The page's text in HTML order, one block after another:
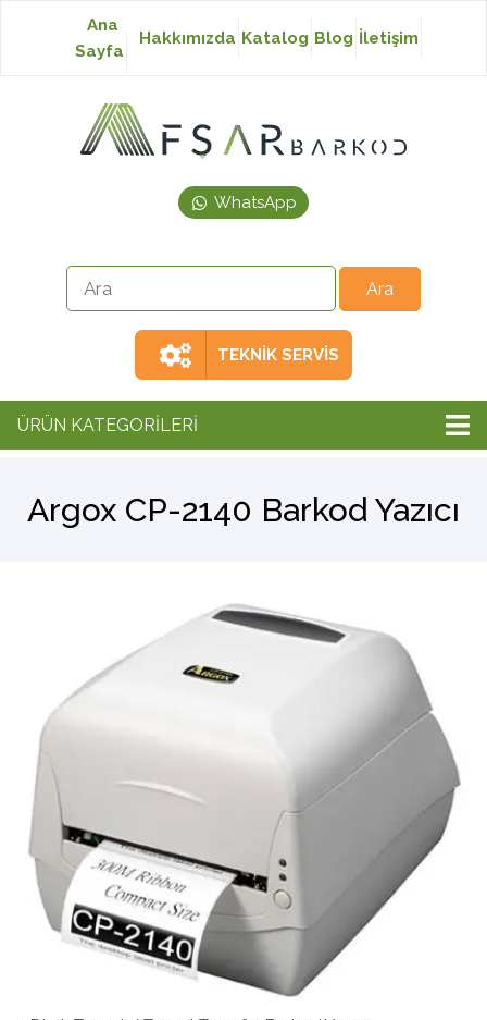
Baskısız Etiket
Japon Akmaz Yıkama
Ribon
Ana
Sayfa
Hakkımızda Katalog Blog İletişim
WhatsApp
TEKNİK SERVİS
ÜRÜN KATEGORİLERİ
Argox CP-2140 Barkod Yazıcı